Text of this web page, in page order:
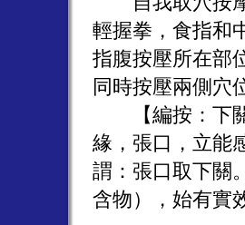
輕握拳，食指和
指腹按壓所在部
同時按壓兩側穴
【編按：下關
緣，張口，立能
謂：張口取下關
含物），始有實